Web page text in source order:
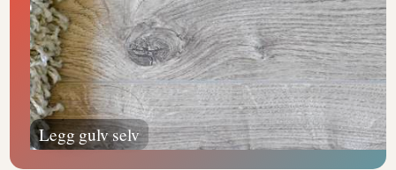
Legg gulv selv